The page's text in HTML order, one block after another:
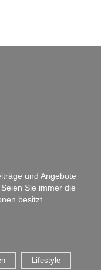
und Angebote
Sie immer die
besitzt.
Lifestyle